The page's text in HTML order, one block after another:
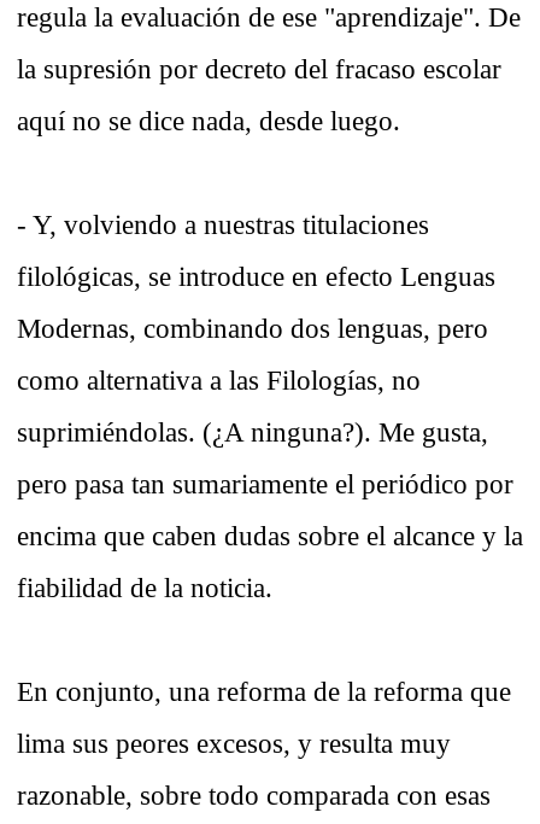
regula la evaluación de ese "aprendizaje". De
la supresión por decreto del fracaso escolar
aquí no se dice nada, desde luego.
- Y, volviendo a nuestras titulaciones
filológicas, se introduce en efecto Lenguas
Modernas, combinando dos lenguas, pero
como alternativa a las Filologías, no
suprimiéndolas. (¿A ninguna?). Me gusta,
pero pasa tan sumariamente el periódico por
encima que caben dudas sobre el alcance y la
fiabilidad de la noticia.
En conjunto, una reforma de la reforma que
lima sus peores excesos, y resulta muy
razonable, sobre todo comparada con esas